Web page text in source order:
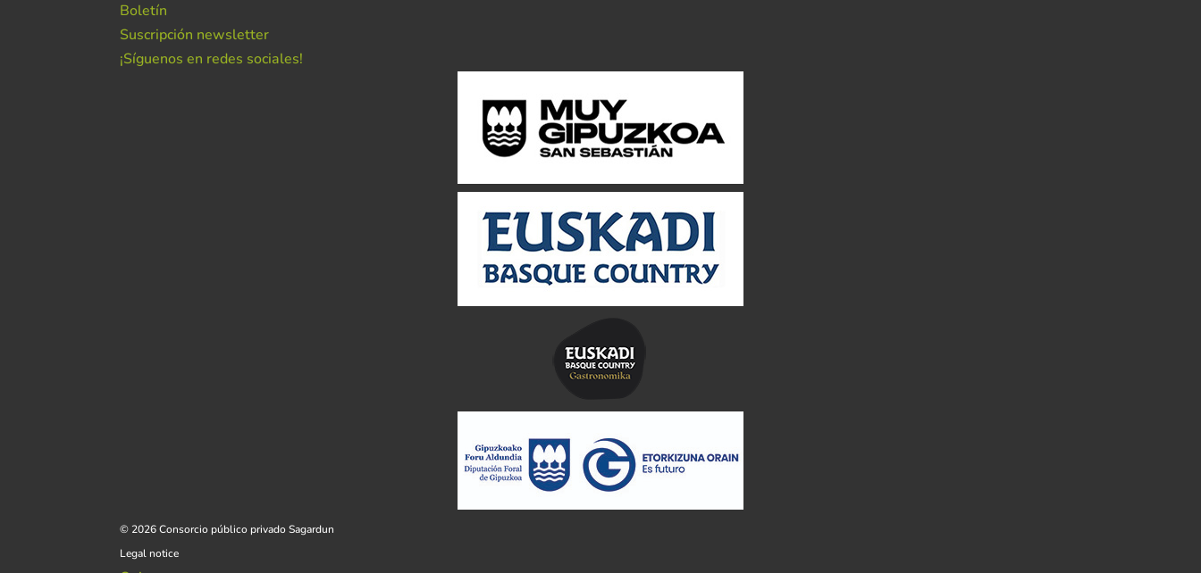
Boletín
Suscripción newsletter
¡Síguenos en redes sociales!
© 2026 Consorcio público privado Sagardun
Legal notice